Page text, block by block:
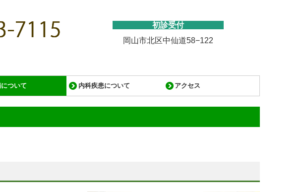
初診受付
岡山市北区中仙道58−122
ついて
は
検査
治療
室
内科疾患について
胃や腸の病気
心臓の病気
発熱や嘔吐など
予防接種
アクセス